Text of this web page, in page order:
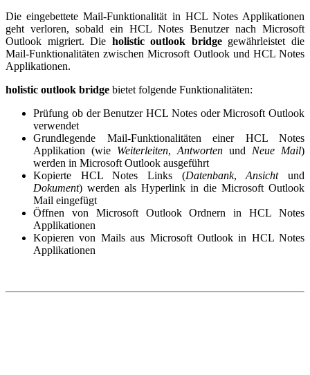
Die eingebettete Mail-Funktionalität in HCL Notes Applikationen
geht verloren, sobald ein HCL Notes Benutzer nach Microsoft
Outlook migriert. Die holistic outlook bridgegewährleistet die
Mail-Funktionalitäten zwischen Microsoft Outlook und HCL Notes
Applikationen.
holistic outlook bridge bietet folgende Funktionalitäten:
Prüfung ob der Benutzer HCL Notes oder Microsoft Outlook
verwendet
Grundlegende Mail-Funktionalitäten einer HCL Notes
Applikation (wie Weiterleiten, Antworten und Neue Mail)
werden in Microsoft Outlook ausgeführt
Kopierte HCL Notes Links (Datenbank,Ansichtund
Dokument) werden als Hyperlink in die Microsoft Outlook
Mail eingefügt
Öffnen von Microsoft Outlook Ordnern in HCL Notes
Applikationen
Kopieren von Mails aus Microsoft Outlook in HCL Notes
Applikationen